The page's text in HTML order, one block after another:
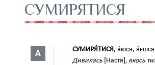
СУМИРЯТИСЯ
А СУМИРЯ́ТИСЯ, я́юся,
Дивилась [Настя] , якось